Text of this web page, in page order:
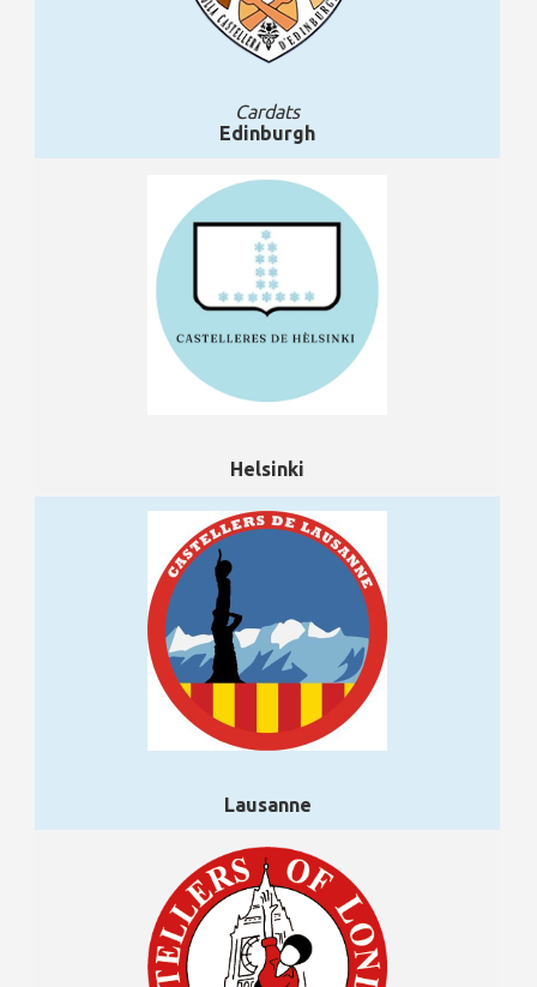
Cardats
Edinburgh
Helsinki
Lausanne